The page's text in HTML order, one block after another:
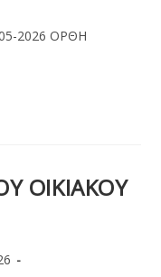
2026 ΟΡΘΗ
ΟΙΚΙΑΚΟΥ